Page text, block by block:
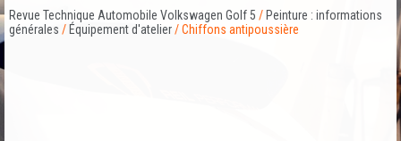
Revue Technique Automobile Volkswagen Golf 5 / Peinture : informations
générales / Équipement d'atelier/ Chiffons antipoussière